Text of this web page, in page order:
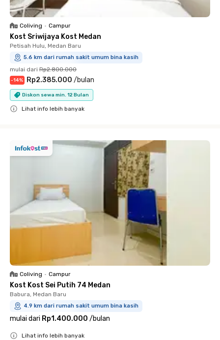
Coliving • Campur
Kost Sriwijaya Kost Medan
Petisah Hulu, Medan Baru
5.6 km dari rumah sakit umum bina kasih
mulai dari Rp2.800.000
-14% Rp2.385.000 /bulan
Diskon sewa min. 12 Bulan
Lihat info lebih banyak
Coliving • Campur
Kost Kost Sei Putih 74 Medan
Babura, Medan Baru
4.9 km dari rumah sakit umum bina kasih
mulai dari Rp1.400.000 /bulan
Lihat info lebih banyak